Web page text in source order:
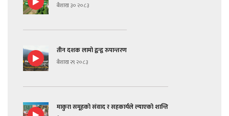
बैशाख ३० २०८३
तीन दशक लामो द्वन्द्व रुपान्तरण
बैशाख २९ २०८३
माकुरा समूहको संवाद र सहकार्यले ल्याएको शान्ति